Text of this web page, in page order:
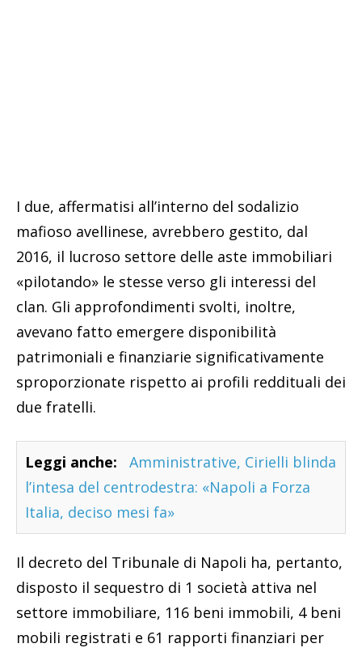
I due, affermatisi all’interno del sodalizio
mafioso avellinese, avrebbero gestito, dal
2016, il lucroso settore delle aste immobiliari
«pilotando» le stesse verso gli interessi del
clan. Gli approfondimenti svolti, inoltre,
avevano fatto emergere disponibilità
patrimoniali e finanziarie significativamente
sproporzionate rispetto ai profili reddituali dei
due fratelli.
Leggi anche:
Amministrative, Cirielli blinda
l’intesa del centrodestra: «Napoli a Forza
Italia, deciso mesi fa»
Il decreto del Tribunale di Napoli ha, pertanto,
disposto il sequestro di 1 società attiva nel
settore immobiliare, 116 beni immobili, 4 beni
mobili registrati e 61 rapporti finanziari per